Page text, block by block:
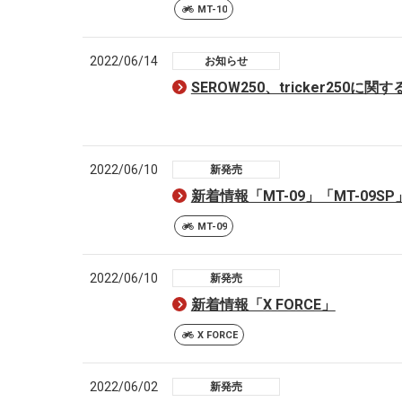
MT-10
2022/06/14 お知らせ
SEROW250、tricker250に関す
2022/06/10 新発売
新着情報「MT-09」「MT-09SP」
MT-09
2022/06/10 新発売
新着情報「X FORCE」
X FORCE
2022/06/02 新発売